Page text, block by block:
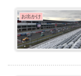
お出かけ